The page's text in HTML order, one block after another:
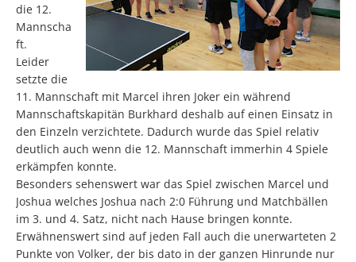
die 12.
Mannscha
ft.
Leider
setzte die
11. Mannschaft mit Marcel ihren Joker ein während
Mannschaftskapitän Burkhard deshalb auf einen Einsatz in
den Einzeln verzichtete. Dadurch wurde das Spiel relativ
deutlich auch wenn die 12. Mannschaft immerhin 4 Spiele
erkämpfen konnte.
Besonders sehenswert war das Spiel zwischen Marcel und
Joshua welches Joshua nach 2:0 Führung und Matchbällen
im 3. und 4. Satz, nicht nach Hause bringen konnte.
Erwähnenswert sind auf jeden Fall auch die unerwarteten 2
Punkte von Volker, der bis dato in der ganzen Hinrunde nur